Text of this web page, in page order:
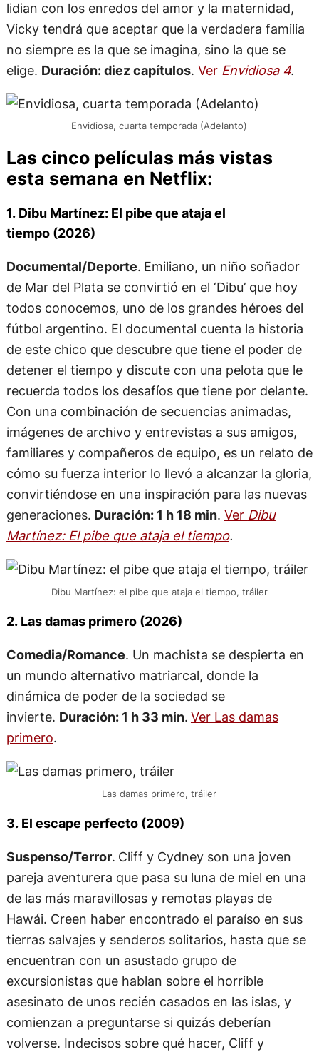
lidian con los enredos del amor y la maternidad,
Vicky tendrá que aceptar que la verdadera familia
no siempre es la que se imagina, sino la que se
elige. Duración: diez capítulos. Ver Envidiosa 4.
Envidiosa, cuarta temporada (Adelanto)
Las cinco películas más vistas
esta semana en Netflix:
1. Dibu Martínez: El pibe que ataja el
tiempo (2026)
Documental/Deporte. Emiliano, un niño soñador
de Mar del Plata se convirtió en el ‘Dibu’ que hoy
todos conocemos, uno de los grandes héroes del
fútbol argentino. El documental cuenta la historia
de este chico que descubre que tiene el poder de
detener el tiempo y discute con una pelota que le
recuerda todos los desafíos que tiene por delante.
Con una combinación de secuencias animadas,
imágenes de archivo y entrevistas a sus amigos,
familiares y compañeros de equipo, es un relato de
cómo su fuerza interior lo llevó a alcanzar la gloria,
convirtiéndose en una inspiración para las nuevas
generaciones. Duración: 1 h 18 min. Ver Dibu
Martínez: El pibe que ataja el tiempo.
Dibu Martínez: el pibe que ataja el tiempo, tráiler
2. Las damas primero (2026)
Comedia/Romance. Un machista se despierta en
un mundo alternativo matriarcal, donde la
dinámica de poder de la sociedad se
invierte. Duración: 1 h 33 min. Ver Las damas
primero.
Las damas primero, tráiler
3. El escape perfecto (2009)
Suspenso/Terror. Cliff y Cydney son una joven
pareja aventurera que pasa su luna de miel en una
de las más maravillosas y remotas playas de
Hawái. Creen haber encontrado el paraíso en sus
tierras salvajes y senderos solitarios, hasta que se
encuentran con un asustado grupo de
excursionistas que hablan sobre el horrible
asesinato de unos recién casados en las islas, y
comienzan a preguntarse si quizás deberían
volverse. Indecisos sobre qué hacer, Cliff y